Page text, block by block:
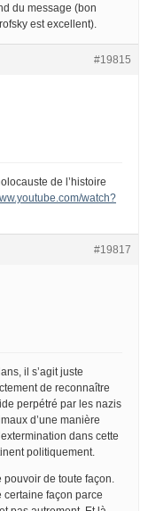
du message (bon
est excellent).
#19815
de l’histoire
watch?
#19817
il s’agit juste
de reconnaître
perpétré par les nazis
d’une manière
dans cette
politiquement.
de toute façon.
certaine façon parce